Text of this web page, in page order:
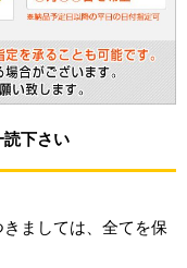
読下さい
ましては、全てを保